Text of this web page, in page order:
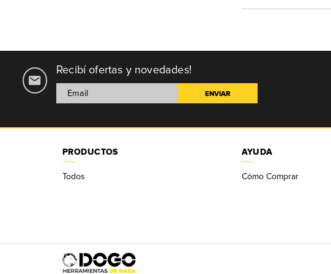
Recibí ofertas y novedades!
PRODUCTOS
Todos
AYUDA
Cómo Comprar